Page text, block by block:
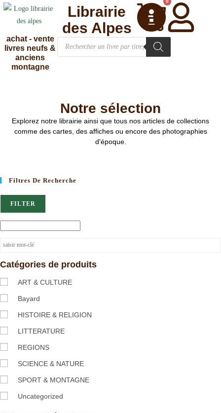
achat - vente
livres neufs &
anciens
montagne
0
Librairie
des Alpes
Notre sélection
Explorez notre librairie ainsi que tous nos articles de collections
comme des cartes, des affiches ou encore des photographies
d'époque.
Filtres De Recherche
FILTER
Catégories de produits
ART & CULTURE
Bayard
HISTOIRE & RELIGION
LITTERATURE
REGIONS
SCIENCE & NATURE
SPORT & MONTAGNE
Uncategorized